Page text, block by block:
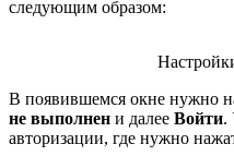
следующим образом:
В появившемся окне нужно
не выполнен и далее Войти.
авторизации, где нужно